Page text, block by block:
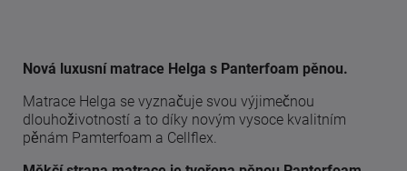
Nová luxusní matrace Helga s Panterfoam pěnou.
Matrace Helga se vyznačuje svou výjimečnou
dlouhoživotností a to díky novým vysoce kvalitním
pěnám Pamterfoam a Cellflex.